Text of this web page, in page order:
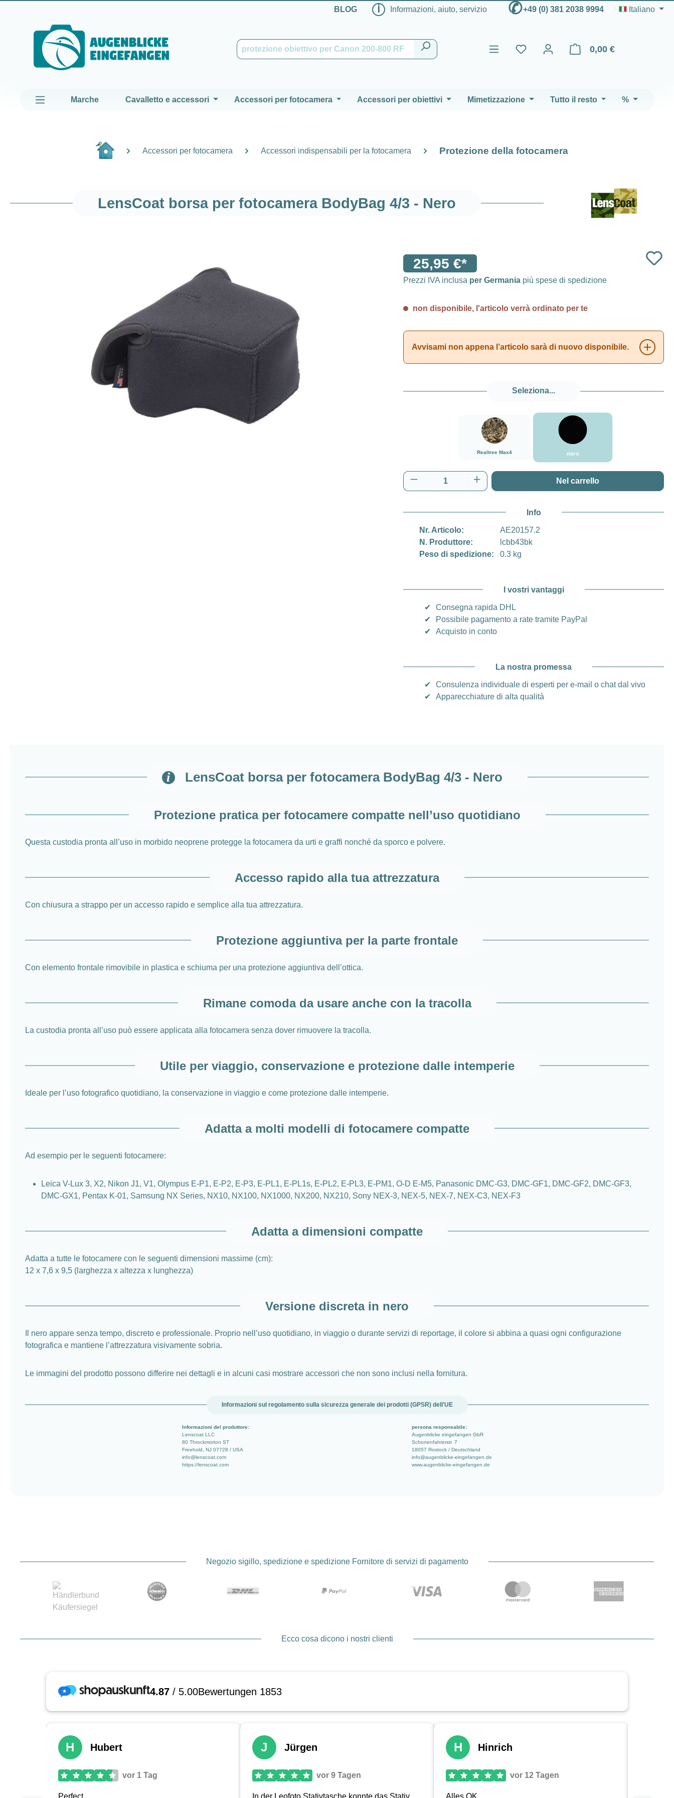
BLOG ℹ Informazioni, aiuto, servizio ✆+49 (0) 381 2038 9994 Italiano
0,00 €
Il carrello contiene 0
Marche Cavalletto e accessori Accessori per fotocamera Accessori per obiettivi Mimetizzazione Tutto il resto %
Accessori per fotocamera Accessori indispensabili per la fotocamera Protezione della fotocamera
LensCoat borsa per fotocamera BodyBag 4/3 - Nero
25,95 €*
Prezzi IVA inclusa per Germania più spese di spedizione
non disponibile, l'articolo verrà ordinato per te
Avvisami non appena l’articolo sarà di nuovo disponibile.
Seleziona...
Realtree Max4
###Realtree Max4###LensCoat
nero
nero
Quantità del prodotto: inserisci la quantità
Nel carrello
Info
Nr. Articolo:
AE20157.2
N. Produttore:
lcbb43bk
Peso di spedizione:
0.3 kg
I vostri vantaggi
✔
Consegna rapida DHL
✔
Possibile pagamento a rate tramite PayPal
✔
Acquisto in conto
La nostra promessa
✔
Consulenza individuale di esperti per e-mail o chat dal vivo
✔
Apparecchiature di alta qualità
LensCoat borsa per fotocamera BodyBag 4/3 - Nero
Protezione pratica per fotocamere compatte nell’uso quotidiano
Questa custodia pronta all’uso in morbido neoprene protegge la fotocamera da urti e graffi nonché da sporco e polvere.
Accesso rapido alla tua attrezzatura
Con chiusura a strappo per un accesso rapido e semplice alla tua attrezzatura.
Protezione aggiuntiva per la parte frontale
Con elemento frontale rimovibile in plastica e schiuma per una protezione aggiuntiva dell’ottica.
Rimane comoda da usare anche con la tracolla
La custodia pronta all’uso può essere applicata alla fotocamera senza dover rimuovere la tracolla.
Utile per viaggio, conservazione e protezione dalle intemperie
Ideale per l’uso fotografico quotidiano, la conservazione in viaggio e come protezione dalle intemperie.
Adatta a molti modelli di fotocamere compatte
Ad esempio per le seguenti fotocamere:
Leica V-Lux 3, X2, Nikon J1, V1, Olympus E-P1, E-P2, E-P3, E-PL1, E-PL1s, E-PL2, E-PL3, E-PM1, O-D E-M5, Panasonic DMC-G3, DMC-GF1, DMC-GF2, DMC-GF3,
DMC-GX1, Pentax K-01, Samsung NX Series, NX10, NX100, NX1000, NX200, NX210, Sony NEX-3, NEX-5, NEX-7, NEX-C3, NEX-F3
Adatta a dimensioni compatte
Adatta a tutte le fotocamere con le seguenti dimensioni massime (cm):
12 x 7,6 x 9,5 (larghezza x altezza x lunghezza)
Versione discreta in nero
Il nero appare senza tempo, discreto e professionale. Proprio nell’uso quotidiano, in viaggio o durante servizi di reportage, il colore si abbina a quasi ogni configurazione
fotografica e mantiene l’attrezzatura visivamente sobria.
Le immagini del prodotto possono differire nei dettagli e in alcuni casi mostrare accessori che non sono inclusi nella fornitura.
Informazioni sul regolamento sulla sicurezza generale dei prodotti (GPSR) dell'UE
Informazioni del produttore:
Lenscoat LLC
80 Throckmorton ST
Freehold, NJ 07728 / USA
info@lenscoat.com
https://lenscoat.com
persona responsabile:
Augenblicke eingefangen GbR
Schonenfahrerstr. 7
18057 Rostock / Deutschland
info@augenblicke-eingefangen.de
www.augenblicke-eingefangen.de
Negozio sigillo, spedizione e spedizione Fornitore di servizi di pagamento
Ecco cosa dicono i nostri clienti